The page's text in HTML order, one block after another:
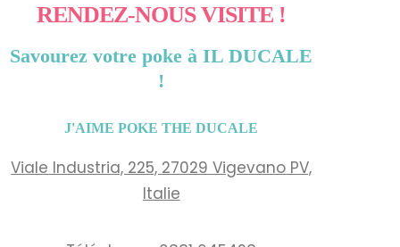
RENDEZ-NOUS VISITE !
Savourez votre poke à IL DUCALE
!
J'AIME POKE THE DUCALE
Viale Industria, 225, 27029 Vigevano PV,
Italie